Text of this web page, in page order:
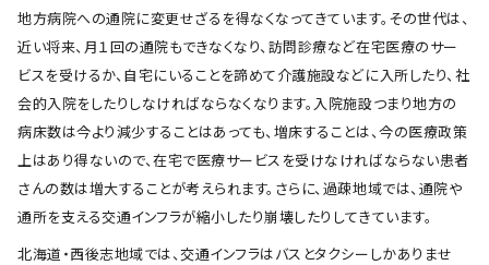
地方病院への通院に変更せざるを得なくなってきています。その世代は、
近い将来、月１回の通院もできなくなり、訪問診療など在宅医療のサー
ビスを受けるか、自宅にいることを諦めて介護施設などに入所したり、社
会的入院をしたりしなければならなくなります。入院施設つまり地方の
病床数は今より減少することはあっても、増床することは、今の医療政策
上はあり得ないので、在宅で医療サービスを受けなければならない患者
さんの数は増大することが考えられます。さらに、過疎地域では、通院や
通所を支える交通インフラが縮小したり崩壊したりしてきています。
北海道・西後志地域では、交通インフラはバスとタクシーしかありませ